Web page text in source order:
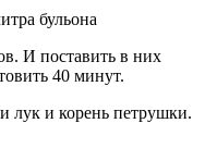
бульона
И поставить в них
40 минут.
лук и корень петрушки.